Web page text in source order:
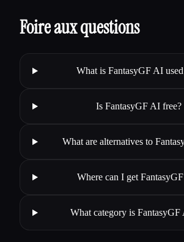
Foire aux questions
What is FantasyGF AI
Is FantasyGF AI free?
What are alternatives to
Where can I get
What category is FantasyGF